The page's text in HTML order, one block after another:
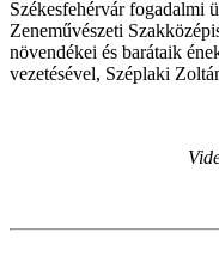
Székesfehérvár fogadalmi
Zeneművészeti
növendékei és barátaik
vezetésével, Széplaki